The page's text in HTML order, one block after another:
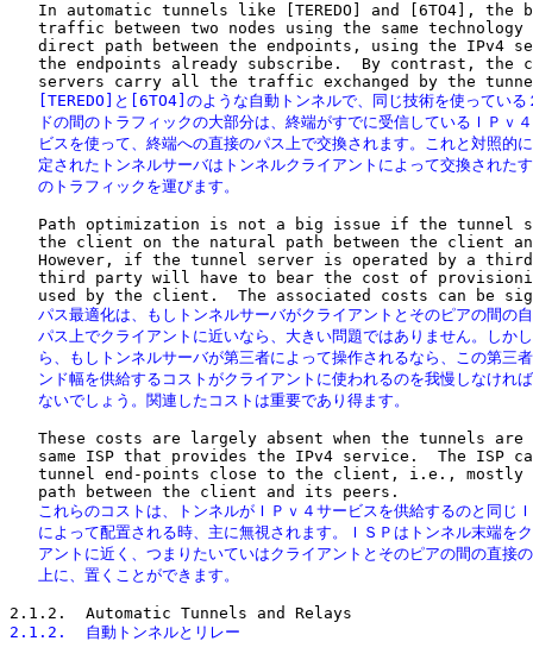
In automatic tunnels like [TEREDO] and [6TO4], the
traffic between two nodes using the same technology
direct path between the endpoints, using the IPv4
the endpoints already subscribe.  By contrast, the
[TEREDO]と[6TO4]のような自動トンネルで、同じ技術を使っている
ドの間のトラフィックの大部分は、終端がすでに受信しているＩＰｖ
ビスを使って、終端への直接のパス上で交換されます。これと対照的
定されたトンネルサーバはトンネルクライアントによって交換された
   のトラフィックを運びます。
Path optimization is not a big issue if the tunnel
the client on the natural path between the client
However, if the tunnel server is operated by a
third party will have to bear the cost of
パス最適化は、もしトンネルサーバがクライアントとそのピアの間の
パス上でクライアントに近いなら、大きい問題ではありません。しか
ら、もしトンネルサーバが第三者によって操作されるなら、この第三
ンド幅を供給するコストがクライアントに使われるのを我慢しなけれ
   ないでしょう。関連したコストは重要であり得ます。
These costs are largely absent when the tunnels are
same ISP that provides the IPv4 service.  The ISP
tunnel end-points close to the client, i.e., mostly
これらのコストは、トンネルがＩＰｖ４サービスを供給するのと同じ
によって配置される時、主に無視されます。ＩＳＰはトンネル末端を
アントに近く、つまりたいていはクライアントとそのピアの間の直接
   上に、置くことができます。
2.1.2.  自動トンネルとリレー